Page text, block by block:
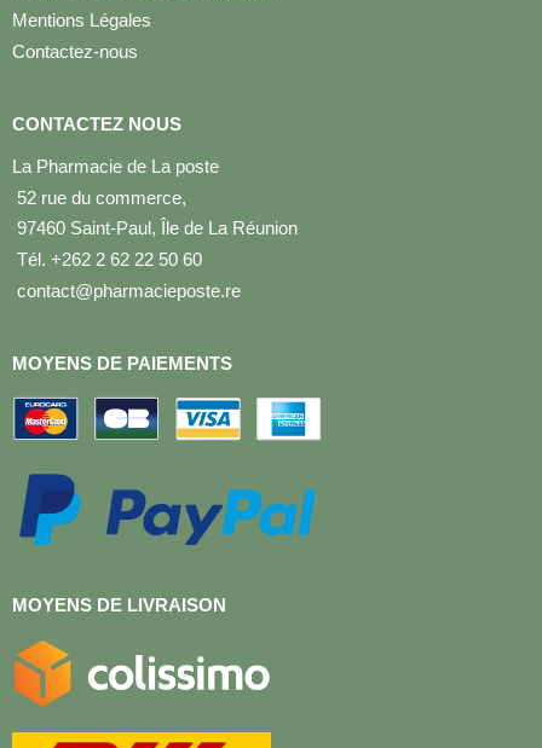
Mentions Légales
Contactez-nous
CONTACTEZ NOUS
La Pharmacie de La poste
52 rue du commerce,
97460 Saint-Paul, Île de La Réunion
Tél. +262 2 62 22 50 60
contact@pharmacieposte.re
MOYENS DE PAIEMENTS
MOYENS DE LIVRAISON